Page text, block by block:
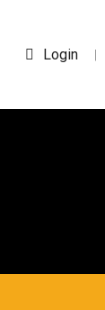
Login |